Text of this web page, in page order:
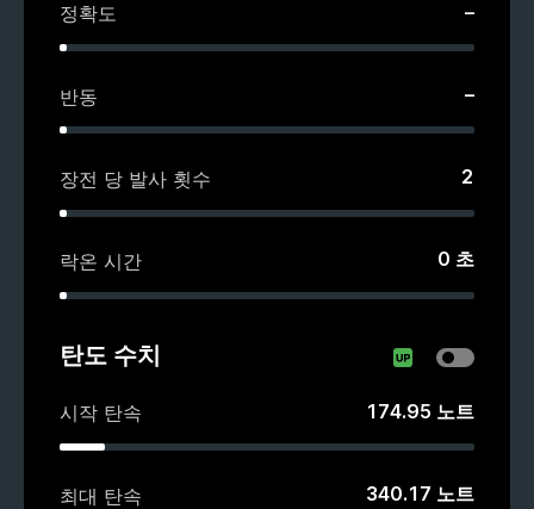
정확도 –
반동 –
장전 당 발사 횟수 2
락온 시간 0 초
탄도 수치
시작 탄속 174.95 노트
최대 탄속 340.17 노트